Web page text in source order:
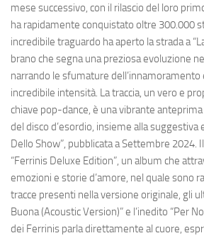
mese successivo, con il rilascio del loro
ha rapidamente conquistato oltre 300.000
incredibile traguardo ha aperto la strada a
brano che segna una preziosa evoluzione
narrando le sfumature dell’innamoramento
incredibile intensità. La traccia, un vero e
chiave pop-dance, è una vibrante
del disco d’esordio, insieme alla suggestiva
Dello Show”, pubblicata a Settembre 2024.
“Ferrinis Deluxe Edition”, un album che
emozioni e storie d’amore, nel quale sono
tracce presenti nella versione originale, gli
Buona (Acoustic Version)” e l’inedito “Per
dei Ferrinis parla direttamente al cuore,